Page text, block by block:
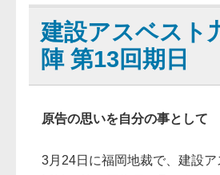
建設アスベスト
陣 第13回期日
原告の思いを自分の事として
3月24日に福岡地裁で、建設